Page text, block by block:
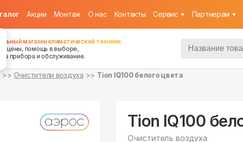
Акции Монтаж О нас Контакты Cервис Партнерам
магазин климатической техники:
цены, помощь в выборе,
прибора и обслуживание.
Очистители воздуха Tion IQ100 белого цвета
Tion IQ100
Очиститель воздуха